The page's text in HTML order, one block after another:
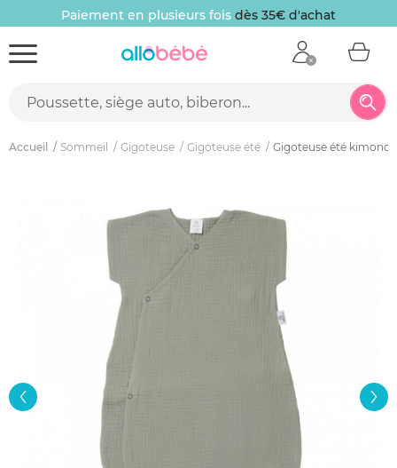
Paiement en plusieurs fois dès 35€ d'achat
Accueil Sommeil Gigoteuse Gigoteuse été Gigoteuse été kimono